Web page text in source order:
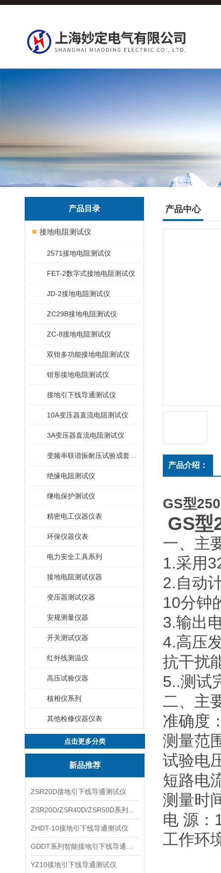
产品目录
接地电阻测试仪
2571接地电阻测试仪
FET-2数字式接地电阻测试仪
JD-2接地电阻测试仪
ZC29B接地电阻测试仪
ZC-8接地电阻测试仪
双钳多功能接地电阻测试仪
钳形接地电阻测试仪
接地引下线导通测试仪
10A变压器直流电阻测试仪
3A变压器直流电阻测试仪
绝缘电阻测试仪
继电保护测试仪
精密电工仪器仪表
环保仪器仪表
电力安全工具系列
接地电阻测试仪器
变压器测试仪器
安规测量仪器
开关测试仪器
红外线测温仪
高压试验仪器
核相仪系列
其他检修仪器仪表
点击更多分类
新品推荐
ZSR20D接地引下线导通测试仪
ZHDT-10接地引下线导通测试仪
YZ10接地引下线导通测试仪
产品中心
产品介绍：
GS型
GS型
一、主
1.采用
2.自动
10分钟
3.输出
4.高压
抗干扰
5..测试
二、主
准确度
测量范
试验电
短路电
测量时
电 源：
工作环